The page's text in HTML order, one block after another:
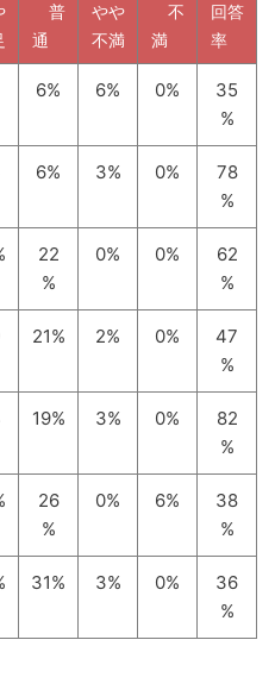
普
通
やや
不満
不
満
回答
率
6% 6% 0%
35
%
6% 3% 0%
78
%
22
%
0% 0%
62
%
21% 2% 0%
47
%
19% 3% 0%
82
%
26
%
0% 6%
38
%
31% 3% 0%
36
%